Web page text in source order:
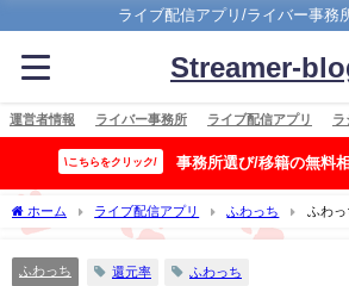
ライブ配信アプリ/ライバー事務
Streamer-
運営者情報 ライバー事務所 ライブ配信アプリ ラ
\こちらをクリック/ 事務所選び/移籍の無料
ホーム ライブ配信アプリ ふわっち
ふわっ
の還元率や手数料などを解説！
ふわっち 還元率 ふわっち